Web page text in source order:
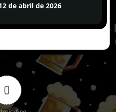
de abril de 2026
0